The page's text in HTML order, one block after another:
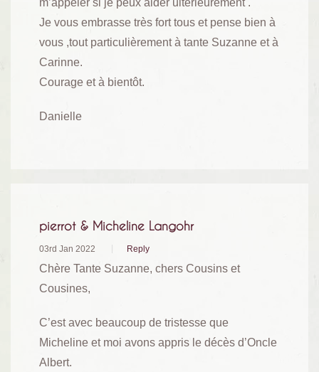
Je vous embrasse très fort tous et pense bien à
vous ,tout particulièrement à tante Suzanne et à
Carinne.
Courage et à bientôt.
Danielle
pierrot & Micheline Langohr
03rd Jan 2022 Reply
Chère Tante Suzanne, chers Cousins et
Cousines,
C’est avec beaucoup de tristesse que
Micheline et moi avons appris le décès d’Oncle
Albert.